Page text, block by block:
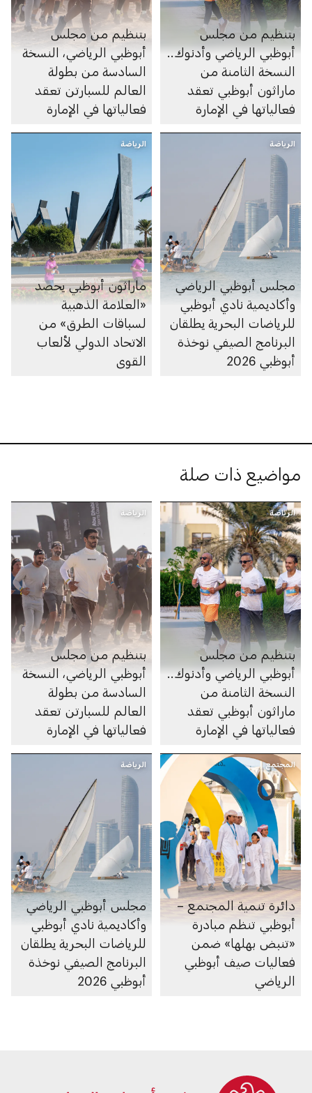
بتنظيم من مجلس
أبوظبي الرياضي وأدنوك..
النسخة الثامنة من
ماراثون أبوظبي تعقد
فعالياتها في الإمارة
بتنظيم من مجلس
أبوظبي الرياضي، النسخة
السادسة من بطولة
العالم للسبارتن تعقد
فعالياتها في الإمارة
الرياضة
مجلس أبوظبي الرياضي
وأكاديمية نادي أبوظبي
للرياضات البحرية يطلقان
البرنامج الصيفي نوخذة
أبوظبي 2026
الرياضة
ماراثون أبوظبي يحصد
«العلامة الذهبية
لسباقات الطرق» من
الاتحاد الدولي لألعاب
القوى
مواضيع ذات صلة
الرياضة
بتنظيم من مجلس
أبوظبي الرياضي وأدنوك..
النسخة الثامنة من
ماراثون أبوظبي تعقد
فعالياتها في الإمارة
الرياضة
بتنظيم من مجلس
أبوظبي الرياضي، النسخة
السادسة من بطولة
العالم للسبارتن تعقد
فعالياتها في الإمارة
المجتمع
دائرة تنمية المجتمع –
أبوظبي تنظم مبادرة
«تنبض بهلها» ضمن
فعاليات صيف أبوظبي
الرياضي
الرياضة
مجلس أبوظبي الرياضي
وأكاديمية نادي أبوظبي
للرياضات البحرية يطلقان
البرنامج الصيفي نوخذة
أبوظبي 2026